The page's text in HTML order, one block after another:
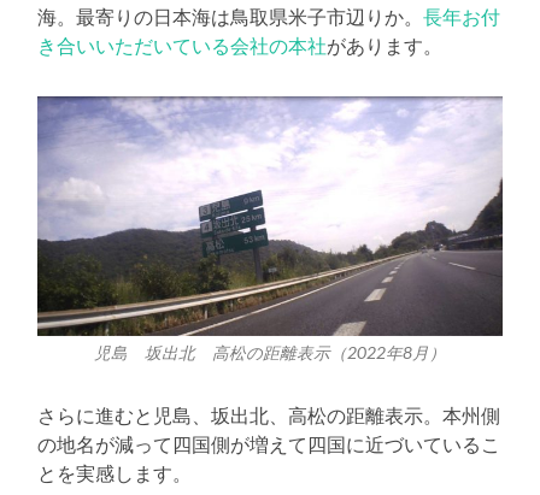
海。最寄りの日本海は鳥取県米子市辺りか。長年お付
き合いいただいている会社の本社があります。
児島 坂出北 高松の距離表示（2022年8月）
さらに進むと児島、坂出北、高松の距離表示。本州側
の地名が減って四国側が増えて四国に近づいているこ
とを実感します。